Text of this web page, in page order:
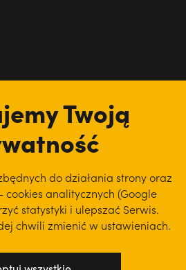
Twoją
do działania strony oraz
cookies analitycznych (Google
statystyki i ulepszać Serwis.
chwili zmienić w ustawieniach.